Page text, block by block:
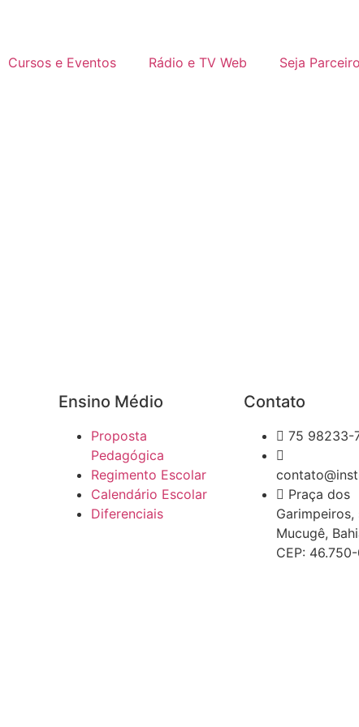
Cursos e Eventos Rádio e TV Web Seja Parceiro
Ensino Médio
Proposta
Pedagógica
Regimento Escolar
Calendário Escolar
Diferenciais
Contato
75 98233-
Praça dos
Garimpeiros,
Mucugê,
CEP: